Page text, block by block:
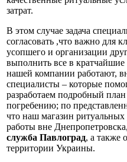
затрат.
В этом случае задача
согласовать ,что важно для
усопшего и организации
выполнить все в
нашей компании работают,
специалисты – которые
разработаем подробный
погребению; по
что наш магазин
работы вне
служба Павлоград, а также
территории Украины.